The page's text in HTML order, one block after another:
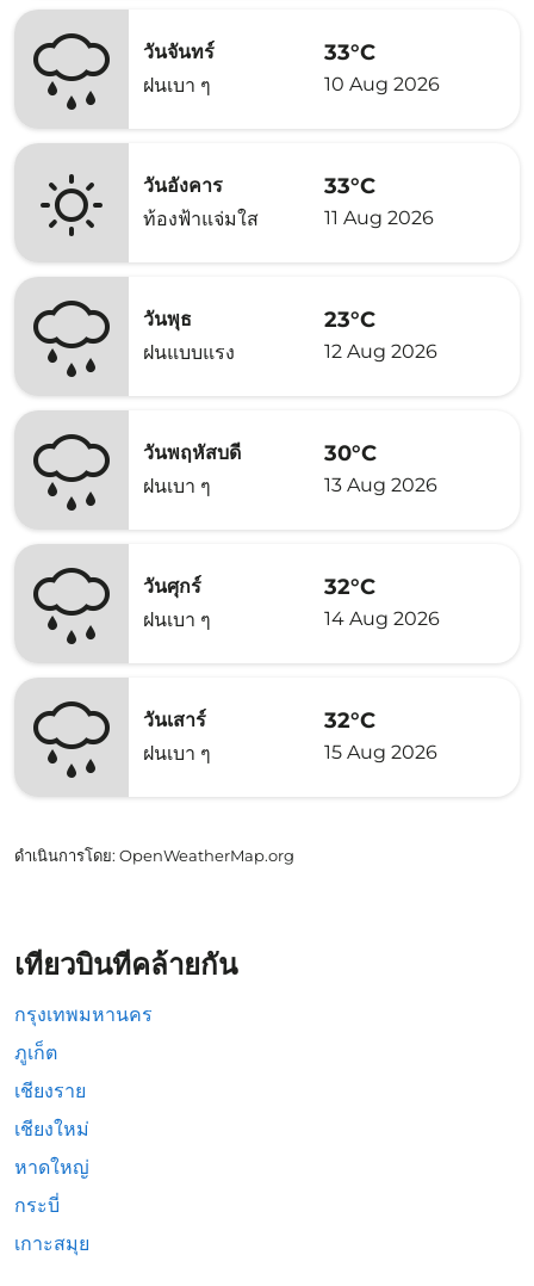
วันจันทร์
ฝนเบา ๆ
33°C
10 Aug 2026
วันอังคาร
ท้องฟ้าแจ่มใส
33°C
11 Aug 2026
วันพุธ
ฝนแบบแรง
23°C
12 Aug 2026
วันพฤหัสบดี
ฝนเบา ๆ
30°C
13 Aug 2026
วันศุกร์
ฝนเบา ๆ
32°C
14 Aug 2026
วันเสาร์
ฝนเบา ๆ
32°C
15 Aug 2026
ดำเนินการโดย: OpenWeatherMap.org
เที่ยวบินที่คล้ายกัน
กรุงเทพมหานคร
ภูเก็ต
เชียงราย
เชียงใหม่
หาดใหญ่
กระบี่
เกาะสมุย